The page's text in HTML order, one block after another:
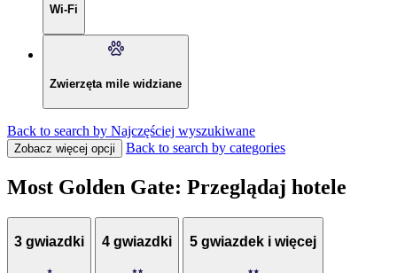
Wi-Fi
Zwierzęta mile widziane
Back to search by Najczęściej wyszukiwane
Zobacz więcej opcji Back to search by categories
Most Golden Gate: Przeglądaj hotele
3 gwiazdki 4 gwiazdki 5 gwiazdek i więcej